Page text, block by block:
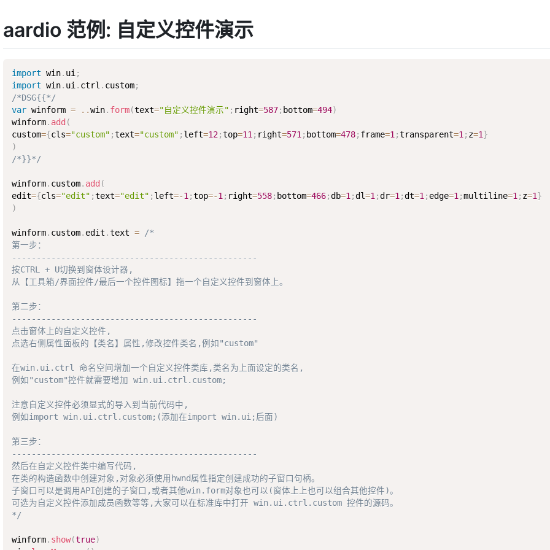
aardio 范例: 自定义控件演示
import win. ui ;
import win. ui . ctrl . custom;
/*DSG{{*/
var winform = ..win. form(text="自定义控件演示" ; right=587; bottom=494)
winform. add (
custom={cls="custom" ;text="custom" ; left=12;top=11 ; right=571 ; bottom=478; frame=1 ;transparent=1 ; z=1}
)
/*}}*/
winform. custom. add (
edit={cls="edit" ;text="edit" ; left=-1 ;top=-1 ; right=558; bottom=466;db=1 ;dl=1 ;dr=1 ;dt=1 ; edge=1 ;multiline=1 ; z=1}
)
winform. custom. edit .text =
/*
第一步：
--------------------------------------------------
按CTRL + U切换到窗体设计器,
从【工具箱/界面控件/最后一个控件图标】拖一个自定义控件到窗体上。
第二步：
--------------------------------------------------
点击窗体上的自定义控件,
点选右侧属性面板的【类名】属性,修改控件类名,例如"custom"
在win.ui.ctrl 命名空间增加一个自定义控件类库,类名为上面设定的类名,
例如"custom"控件就需要增加 win.ui.ctrl.custom;
注意自定义控件必须显式的导入到当前代码中,
例如import win.ui.ctrl.custom;(添加在import win.ui;后面)
第三步：
--------------------------------------------------
然后在自定义控件类中编写代码,
在类的构造函数中创建对象,对象必须使用hwnd属性指定创建成功的子窗口句柄。
子窗口可以是调用API创建的子窗口,或者其他win.form对象也可以(窗体上上也可以组合其他控件)。
可选为自定义控件添加成员函数等等,大家可以在标准库中打开 win.ui.ctrl.custom 控件的源码。
*/
winform. show(true)